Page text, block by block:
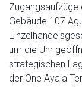
Zugangsaufzüge
Gebäude 107
um die Uhr
strategischen
der One Ayala